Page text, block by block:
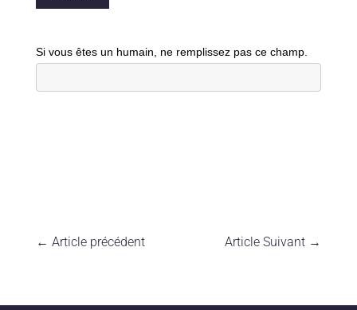
Si vous êtes un humain, ne remplissez pas ce champ.
← Article précédent Article Suivant →